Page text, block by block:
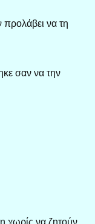
προλάβει να τη
σαν να την